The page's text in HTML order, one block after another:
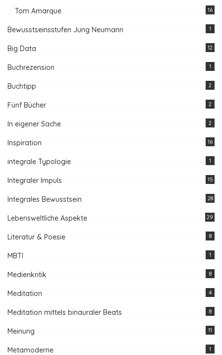
Tom Amarque 16
Bewusstseinsstufen Jung Neumann 1
Big Data 12
Buchrezension 1
Buchtipp 2
Fünf Bücher 2
In eigener Sache 2
Inspiration 16
integrale Typologie 1
Integraler Impuls 15
Integrales Bewusstsein 28
Lebensweltliche Aspekte 29
Literatur & Poesie 8
MBTI 1
Medienkritik 8
Meditation 4
Meditation mittels binauraler Beats 8
Meinung 11
Metamoderne 1